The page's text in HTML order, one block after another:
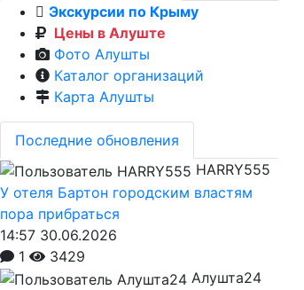
Экскурсии по Крыму
Цены в Алуште
Фото Алушты
Каталог организаций
Карта Алушты
Последние обновления
HARRY555
У отеля Бартон городским властям
пора прибраться
14:57 30.06.2026
1
3429
Алушта24